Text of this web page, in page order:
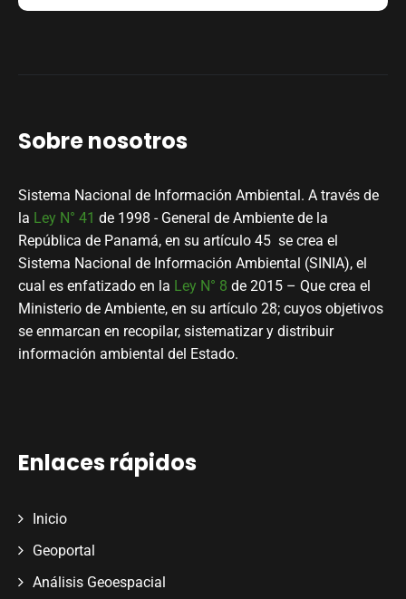
Sobre nosotros
Sistema Nacional de Información Ambiental. A través de
la Ley N° 41 de 1998 - General de Ambiente de la
República de Panamá, en su artículo 45 se crea el
Sistema Nacional de Información Ambiental (SINIA), el
cual es enfatizado en la Ley N° 8 de 2015 – Que crea el
Ministerio de Ambiente, en su artículo 28; cuyos objetivos
se enmarcan en recopilar, sistematizar y distribuir
información ambiental del Estado.
Enlaces rápidos
Inicio
Geoportal
Análisis Geoespacial